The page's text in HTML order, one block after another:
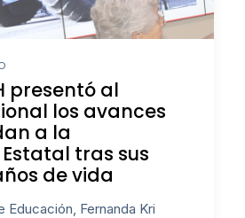
presentó al
los avances
a la
tras sus
de vida
Educación, Fernanda Kri